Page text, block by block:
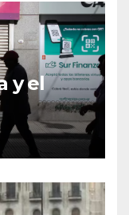
y el